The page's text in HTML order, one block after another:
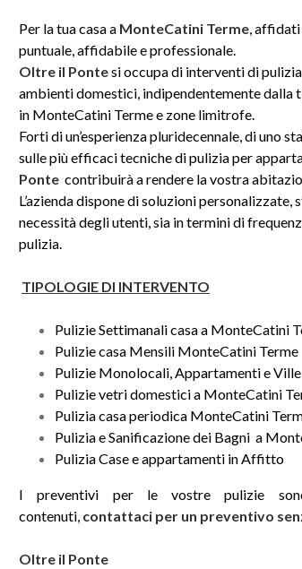
Per la tua casa a MonteCatini Terme,
puntuale, affidabile e professionale.
Oltre il Pontesi occupa di interventi di
ambienti domestici, indipendentemente
in MonteCatini Terme e zone limitrofe.
Forti di un’esperienza pluridecennale, di uno
sulle più efficaci tecniche di pulizia per
Ponte contribuirà a rendere la vostra
L’azienda dispone di soluzioni
necessità degli utenti, sia in termini di
pulizia.
TIPOLOGIE DI INTERVENTO
Pulizie Settimanali casa a MonteCatini
Pulizie casa Mensili MonteCatini Terme
Pulizie Monolocali, Appartamenti e
Pulizie vetri domestici a MonteCatini
Pulizia casa periodica MonteCatini
Pulizia e Sanificazione dei Bagni a
Pulizia Case e appartamenti in Affitto
I preventivi per le vostre pulizie
contenuti, contattaci per un preventivo
Oltre il Ponte